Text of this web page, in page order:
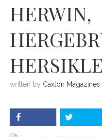
HERWIN,
written by Caxton Magazines